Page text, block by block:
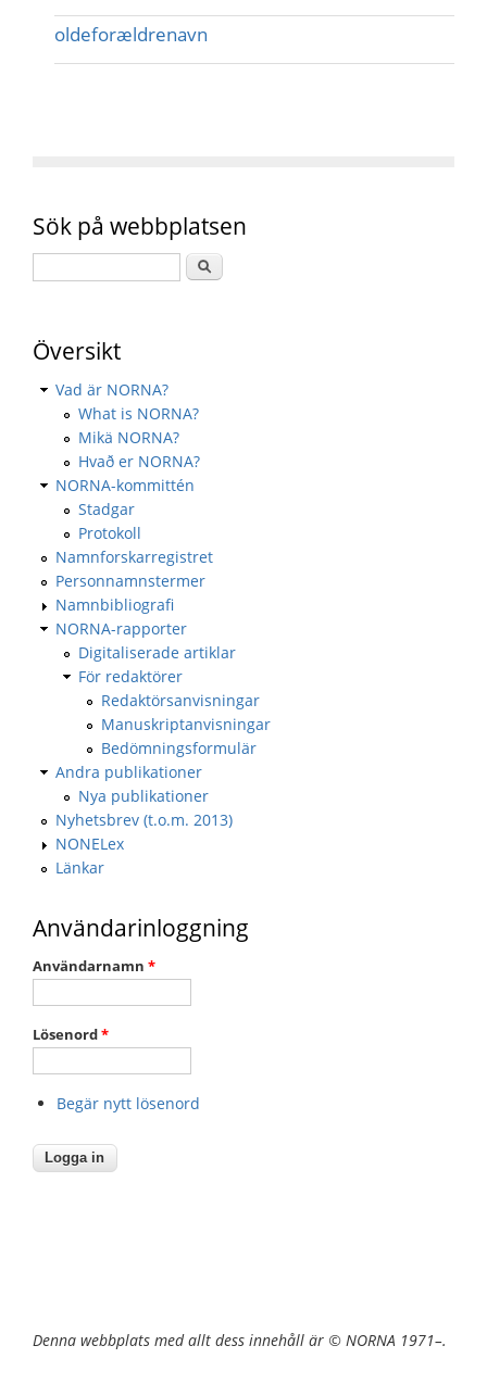
oldeforældrenavn
Sök på webbplatsen
Översikt
Vad är NORNA?
What is NORNA?
Mikä NORNA?
Hvað er NORNA?
NORNA-kommittén
Stadgar
Protokoll
Namnforskarregistret
Personnamnstermer
Namnbibliografi
NORNA-rapporter
Digitaliserade artiklar
För redaktörer
Redaktörsanvisningar
Manuskriptanvisningar
Bedömningsformulär
Andra publikationer
Nya publikationer
Nyhetsbrev (t.o.m. 2013)
NONELex
Länkar
Användarinloggning
Användarnamn *
Lösenord*
Begär nytt lösenord
Denna webbplats med allt dess innehåll är © NORNA 1971–.